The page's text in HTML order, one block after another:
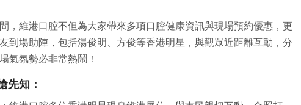
，維港口腔不但為大家帶來多項口腔健康資訊與現場預約優惠，更
到場助陣，包括湯俊明、方俊等香港明星，與觀眾近距離互動，分
氣氛勢必非常熱鬧！
先知：